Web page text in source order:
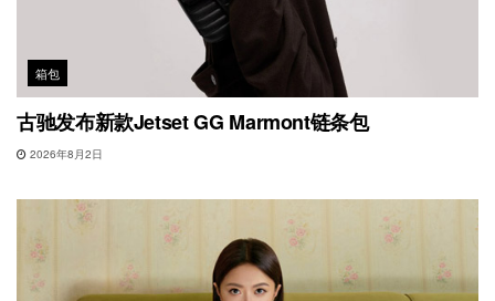
箱包
古驰发布新款Jetset GG Marmont链条包
2026年8月2日